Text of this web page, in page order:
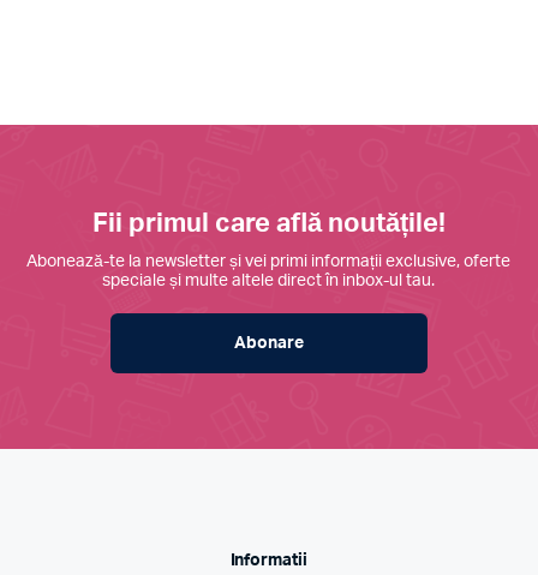
Fii primul care află noutățile!
Abonează-te la newsletter și vei primi informații exclusive, oferte
speciale și multe altele direct în inbox-ul tau.
Abonare
Informatii